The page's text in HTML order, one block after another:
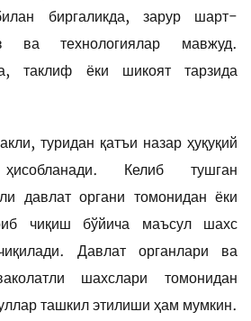
биргаликда, зарур шарт-
ва технологиялар мавжуд.
таклиф ёки шикоят тарзида
туридан қатъи назар ҳуқуқий
Келиб тушган
давлат органи томонидан ёки
чиқиш бўйича маъсул шахс
Давлат органлари ва
шахслари томонидан
ташкил этилиши ҳам мумкин.